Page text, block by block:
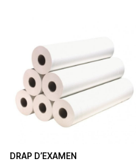
DRAP D’EXAMEN